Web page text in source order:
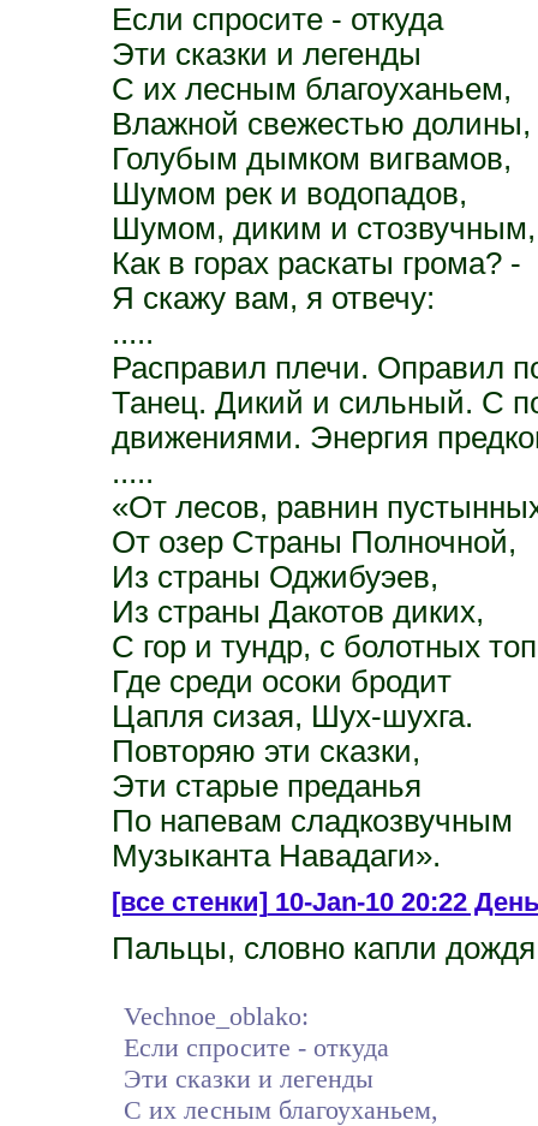
Если спросите - откуда
Эти сказки и легенды
С их лесным благоуханьем,
Влажной свежестью долины,
Голубым дымком вигвамов,
Шумом рек и водопадов,
Шумом, диким и стозвучным,
Как в горах раскаты грома? -
Я скажу вам, я отвечу:
.....
Расправил плечи. Оправил
Танец. Дикий и сильный. С
движениями. Энергия
.....
«От лесов, равнин
От озер Страны Полночной,
Из страны Оджибуэев,
Из страны Дакотов диких,
С гор и тундр, с болотных
Где среди осоки бродит
Цапля сизая, Шух-шухга.
Повторяю эти сказки,
Эти старые преданья
По напевам сладкозвучным
Музыканта Навадаги».
[все стенки]10-Jan-10 20:22
Пальцы, словно капли
Vechnoe_oblako:
Если спросите - откуда
Эти сказки и легенды
С их лесным благоуханьем,